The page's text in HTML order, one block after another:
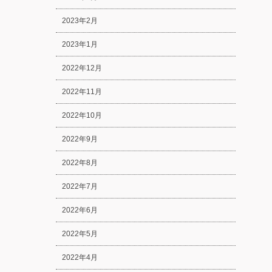
2023年2月
2023年1月
2022年12月
2022年11月
2022年10月
2022年9月
2022年8月
2022年7月
2022年6月
2022年5月
2022年4月